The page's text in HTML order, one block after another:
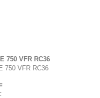
750 VFR RC36
750 VFR RC36